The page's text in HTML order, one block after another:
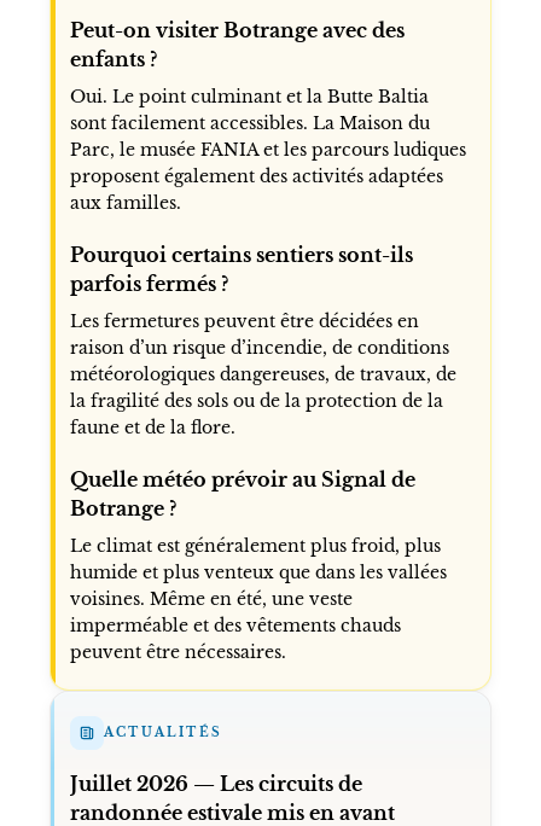
Peut-on visiter Botrange avec des
enfants ?
Oui. Le point culminant et la Butte Baltia
sont facilement accessibles. La Maison du
Parc, le musée FANIA et les parcours ludiques
proposent également des activités adaptées
aux familles.
Pourquoi certains sentiers sont-ils
parfois fermés ?
Les fermetures peuvent être décidées en
raison d’un risque d’incendie, de conditions
météorologiques dangereuses, de travaux, de
la fragilité des sols ou de la protection de la
faune et de la flore.
Quelle météo prévoir au Signal de
Botrange ?
Le climat est généralement plus froid, plus
humide et plus venteux que dans les vallées
voisines. Même en été, une veste
imperméable et des vêtements chauds
peuvent être nécessaires.
ACTUALITÉS
Juillet 2026 — Les circuits de
randonnée estivale mis en avant